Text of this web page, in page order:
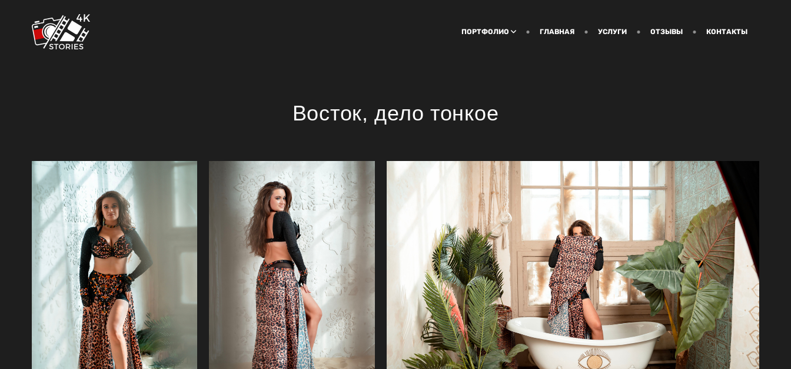
ПОРТФОЛИО ГЛАВНАЯ УСЛУГИ ОТЗЫВЫ КОНТАКТЫ
Восток, дело тонкое